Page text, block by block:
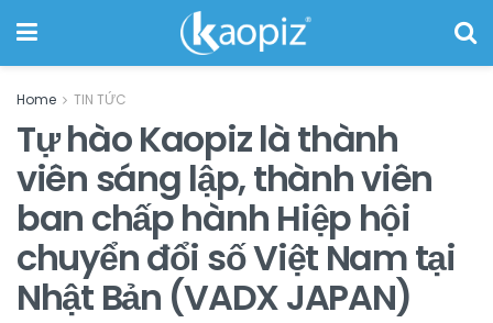
Home TIN TỨC
Tự hào Kaopiz là thành
viên sáng lập, thành viên
ban chấp hành Hiệp hội
chuyển đổi số Việt Nam tại
Nhật Bản (VADX JAPAN)